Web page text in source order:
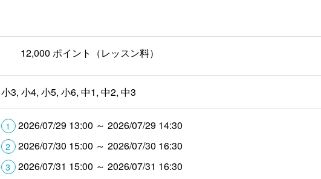
12,000 ポイント（レッスン料）
小3, 小4, 小5, 小6, 中1, 中2, 中3
2026/07/29 13:00 ～ 2026/07/29 14:30
2026/07/30 15:00 ～ 2026/07/30 16:30
2026/07/31 15:00 ～ 2026/07/31 16:30